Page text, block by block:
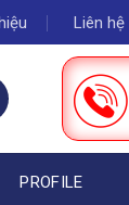
Liên hệ
PROFILE